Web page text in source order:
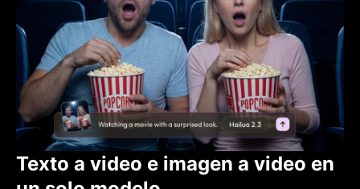
Texto a video e imagen a video en